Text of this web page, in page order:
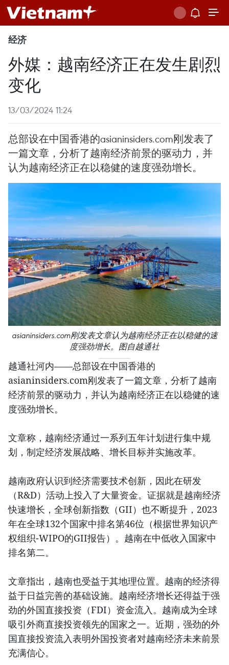
经济
外媒：越南经济正在发生剧烈
变化
13/03/2024 11:24
总部设在中国香港的asianinsiders.com刚发表了
一篇文章，分析了越南经济前景的驱动力，并
认为越南经济正在以稳健的速度强劲增长。
asianinsiders.com刚发表文章认为越南经济正在以稳健的速
度强劲增长。图自越通社
越通社河内——总部设在中国香港的
asianinsiders.com刚发表了一篇文章，分析了越南
经济前景的驱动力，并认为越南经济正在以稳健的速
度强劲增长。
文章称，越南经济通过一系列五年计划进行集中规
划，制定经济发展战略、增长目标并实施改革。
越南政府认识到经济需要技术创新，因此在研发
（R&D）活动上投入了大量资金。证据就是越南经济
快速增长，全球创新指数（GII）也不断提升，2023
年在全球132个国家中排名第46位（根据世界知识产
权组织-WIPO的GII报告）。越南在中低收入国家中
排名第二。
文章指出，越南也受益于其地理位置。越南的经济得
益于日益完善的基础设施。越南经济增长还得益于强
劲的外国直接投资（FDI）资金流入。越南成为全球
吸引外商直接投资领先的国家之一。近期，强劲的外
国直接投资流入表明外国投资者对越南经济未来前景
充满信心。